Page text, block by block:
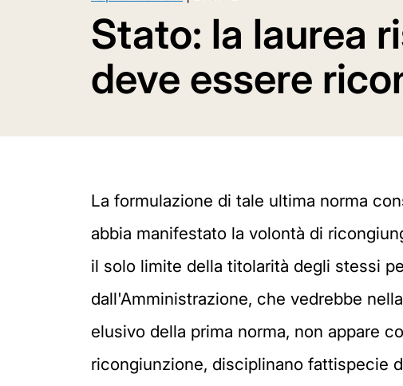
Stato: la laurea
deve essere
La formulazione di tale ultima norma
abbia manifestato la volontà di
il solo limite della titolarità degli stessi
dall'Amministrazione, che vedrebbe
elusivo della prima norma, non appare
ricongiunzione, disciplinano fattispecie